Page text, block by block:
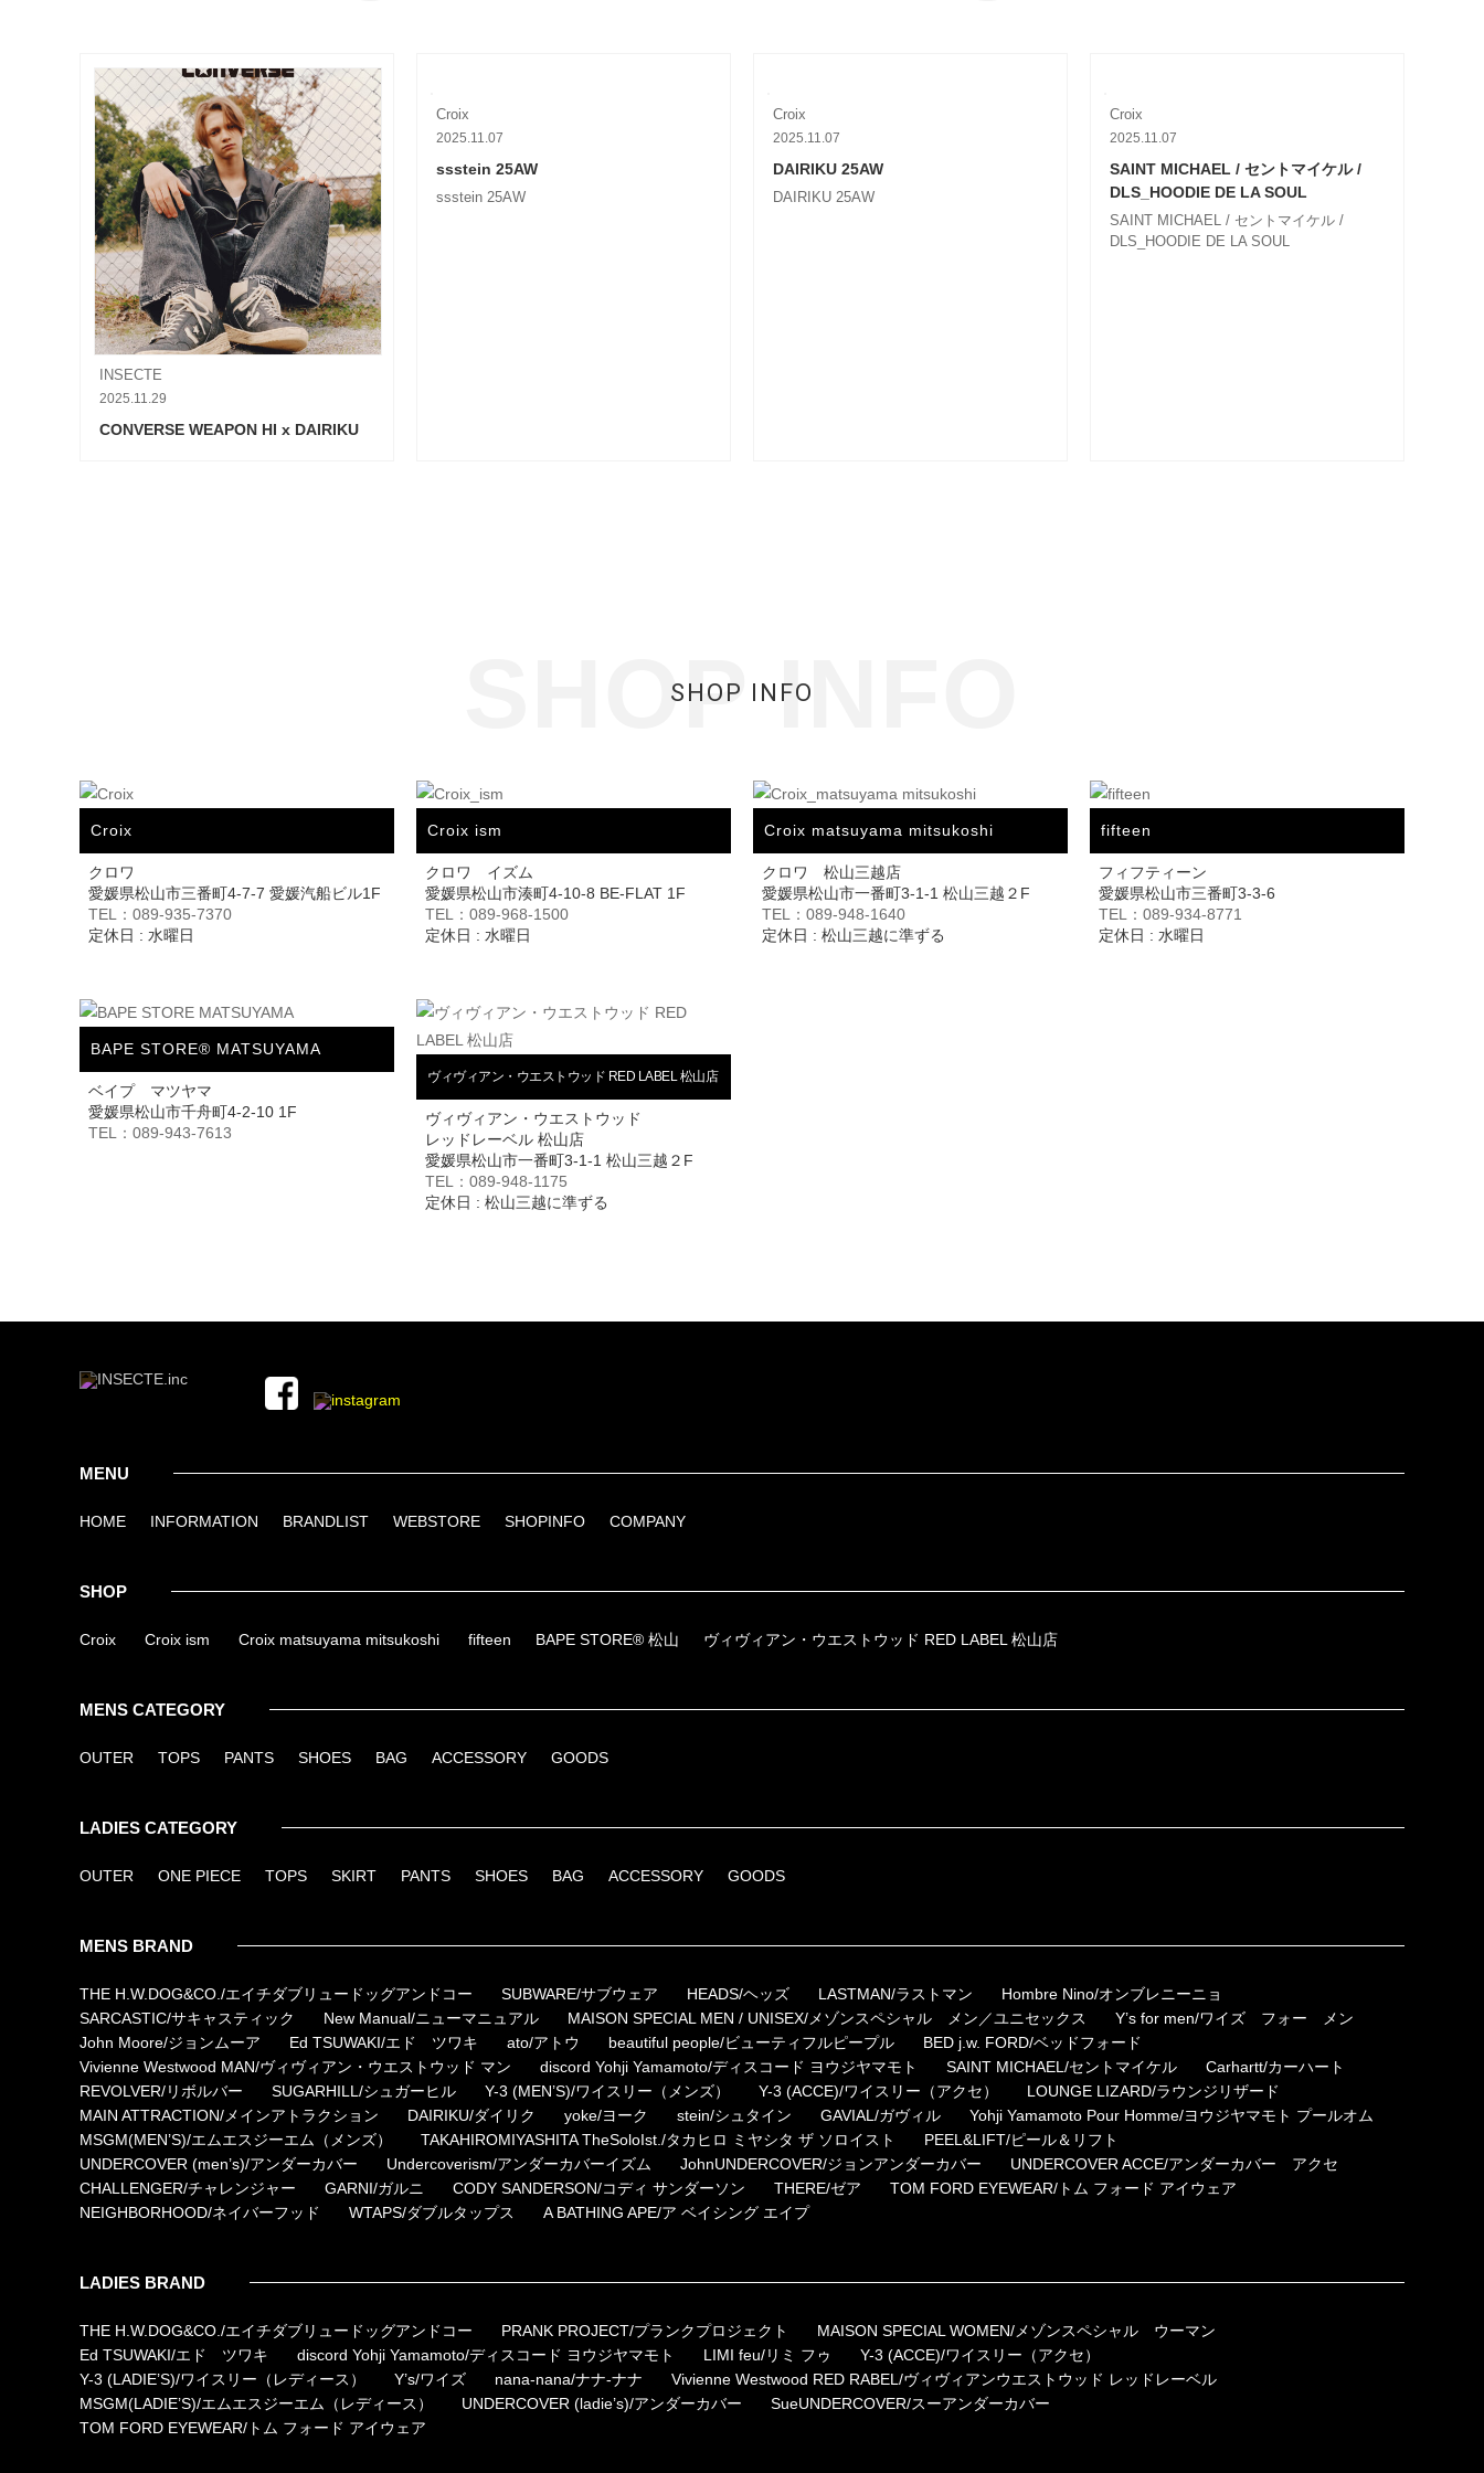
INSECTE
2025.11.29
CONVERSE WEAPON HI x DAIRIKU
Croix
2025.11.07
ssstein 25AW
ssstein 25AW
Croix
2025.11.07
DAIRIKU 25AW
DAIRIKU 25AW
Croix
2025.11.07
SAINT MICHAEL / セントマイケル /
DLS_HOODIE DE LA SOUL
SAINT MICHAEL / セントマイケル /
DLS_HOODIE DE LA SOUL
SHOP INFO
SHOP INFO
Croix
クロワ
愛媛県松山市三番町4-7-7 愛媛汽船ビル1F
TEL：089-935-7370
定休日 : 水曜日
Croix ism
クロワ イズム
愛媛県松山市湊町4-10-8 BE-FLAT 1F
TEL：089-968-1500
定休日 : 水曜日
Croix matsuyama mitsukoshi
クロワ 松山三越店
愛媛県松山市一番町3-1-1 松山三越２F
TEL：089-948-1640
定休日 : 松山三越に準ずる
fifteen
フィフティーン
愛媛県松山市三番町3-3-6
TEL：089-934-8771
定休日 : 水曜日
BAPE STORE® MATSUYAMA
ベイプ マツヤマ
愛媛県松山市千舟町4-2-10 1F
TEL：089-943-7613
ヴィヴィアン・ウエストウッド RED LABEL 松山店
ヴィヴィアン・ウエストウッド
レッドレーベル 松山店
愛媛県松山市一番町3-1-1 松山三越２F
TEL：089-948-1175
定休日 : 松山三越に準ずる
MENU
HOME INFORMATION BRANDLIST WEBSTORE SHOPINFO COMPANY
SHOP
Croix Croix ism Croix matsuyama mitsukoshi fifteen BAPE STORE® 松山 ヴィヴィアン・ウエストウッド RED LABEL 松山店
MENS CATEGORY
OUTER TOPS PANTS SHOES BAG ACCESSORY GOODS
LADIES CATEGORY
OUTER ONE PIECE TOPS SKIRT PANTS SHOES BAG ACCESSORY GOODS
MENS BRAND
THE H.W.DOG&CO./エイチダブリュードッグアンドコー SUBWARE/サブウェア HEADS/ヘッズ LASTMAN/ラストマン
Hombre Nino/オンブレニーニョ
SARCASTIC/サキャスティック
New Manual/ニューマニュアル MAISON SPECIAL MEN / UNISEX/メゾンスペシャル メン／ユニセックス
Y’s for men/ワイズ フォー メン
John Moore/ジョンムーア
Ed TSUWAKI/エド ツワキ ato/アトウ beautiful people/ビューティフルピープル
BED j.w. FORD/ベッドフォード
Vivienne Westwood MAN/ヴィヴィアン・ウエストウッド マン
discord Yohji Yamamoto/ディスコード ヨウジヤマモト SAINT MICHAEL/セントマイケル
Carhartt/カーハート
REVOLVER/リボルバー
SUGARHILL/シュガーヒル Y-3 (MEN’S)/ワイスリー（メンズ） Y-3 (ACCE)/ワイスリー（アクセ）
LOUNGE LIZARD/ラウンジリザード
MAIN ATTRACTION/メインアトラクション
DAIRIKU/ダイリク yoke/ヨーク stein/シュタイン GAVIAL/ガヴィル
Yohji Yamamoto Pour Homme/ヨウジヤマモト プールオム
MSGM(MEN’S)/エムエスジーエム（メンズ）
TAKAHIROMIYASHITA TheSoloIst./タカヒロ ミヤシタ ザ ソロイスト
PEEL&LIFT/ピール＆リフト
UNDERCOVER (men’s)/アンダーカバー
Undercoverism/アンダーカバーイズム JohnUNDERCOVER/ジョンアンダーカバー
UNDERCOVER ACCE/アンダーカバー アクセ
CHALLENGER/チャレンジャー
GARNI/ガルニ CODY SANDERSON/コディ サンダーソン THERE/ゼア
TOM FORD EYEWEAR/トム フォード アイウェア
NEIGHBORHOOD/ネイバーフッド
WTAPS/ダブルタップス A BATHING APE/ア ベイシング エイプ
LADIES BRAND
THE H.W.DOG&CO./エイチダブリュードッグアンドコー PRANK PROJECT/プランクプロジェクト
MAISON SPECIAL WOMEN/メゾンスペシャル ウーマン
Ed TSUWAKI/エド ツワキ
discord Yohji Yamamoto/ディスコード ヨウジヤマモト LIMI feu/リミ フゥ
Y-3 (ACCE)/ワイスリー（アクセ）
Y-3 (LADIE’S)/ワイスリー（レディース）
Y’s/ワイズ nana-nana/ナナ-ナナ
Vivienne Westwood RED RABEL/ヴィヴィアンウエストウッド レッドレーベル
MSGM(LADIE’S)/エムエスジーエム（レディース）
UNDERCOVER (ladie’s)/アンダーカバー
SueUNDERCOVER/スーアンダーカバー
TOM FORD EYEWEAR/トム フォード アイウェア